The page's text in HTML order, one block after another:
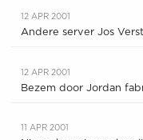
12 APR 2001
Andere server Jos
12 APR 2001
Bezem door Jordan
11 APR 2001